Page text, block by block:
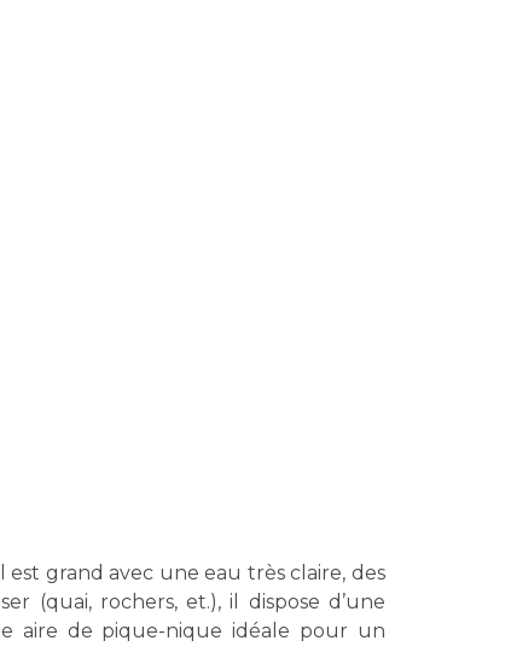
grand avec une eau très claire, des
(quai, rochers, et.), il dispose d’une
aire de pique-nique idéale pour un